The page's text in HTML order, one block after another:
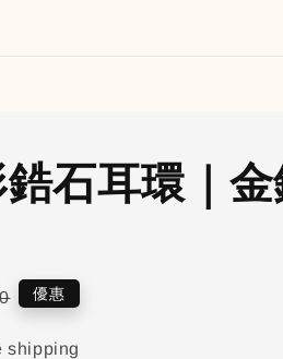
石耳環｜金
優惠
shipping